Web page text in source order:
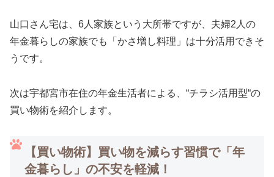
山口さん宅は、6人家族という大所帯ですが、夫婦2人の
年金暮らしの家族でも「かさ増し料理」は十分活用できそ
うです。
次は宇都宮市在住の年金生活者による、“チラシ活用型“の
買い物術を紹介します。
【買い物術】買い物を減らす習慣で「年
金暮らし」の不安を軽減！